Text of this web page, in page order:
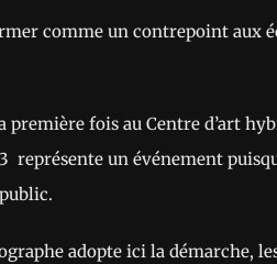
comme un contrepoint aux
première fois au Centre d’art
représente un événement
adopte ici la démarche,